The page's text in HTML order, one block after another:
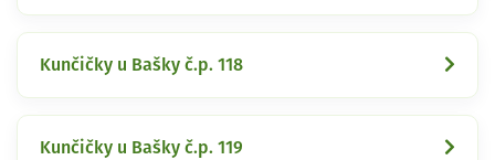
Kunčičky u Bašky č.p. 118
Kunčičky u Bašky č.p. 119